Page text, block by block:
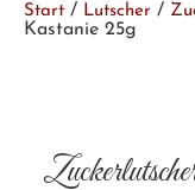
Start / Lutscher /
Kastanie 25g